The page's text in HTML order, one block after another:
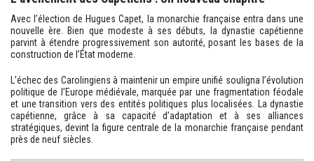
Avec l’élection de Hugues Capet, la monarchie française entra dans une
nouvelle ère. Bien que modeste à ses débuts, la dynastie capétienne
parvint à étendre progressivement son autorité, posant les bases de la
construction de l’État moderne.
L’échec des Carolingiens à maintenir un empire unifié souligna l’évolution
politique de l’Europe médiévale, marquée par une fragmentation féodale
et une transition vers des entités politiques plus localisées. La dynastie
capétienne, grâce à sa capacité d’adaptation et à ses alliances
stratégiques, devint la figure centrale de la monarchie française pendant
près de neuf siècles.